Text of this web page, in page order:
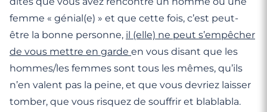
femme « génial(e) » et que cette fois, c’est peut-
être la bonne personne, il (elle) ne peut s’empêcher
de vous mettre en garde en vous disant que les
hommes/les femmes sont tous les mêmes, qu’ils
n’en valent pas la peine, et que vous devriez laisser
tomber, que vous risquez de souffrir et blablabla.